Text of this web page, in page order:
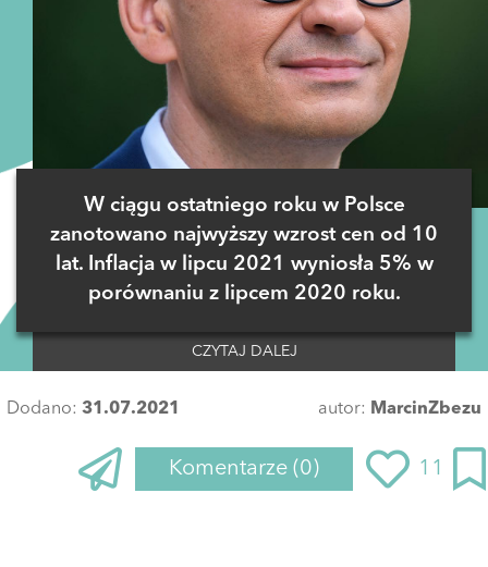
W ciągu ostatniego roku w Polsce
zanotowano najwyższy wzrost cen od 10
lat. Inflacja w lipcu 2021 wyniosła 5% w
porównaniu z lipcem 2020 roku.
CZYTAJ DALEJ
Dodano: 31.07.2021 autor: MarcinZbezu
Komentarze (0) 11